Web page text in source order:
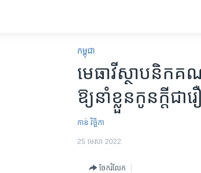
កម្ពុជា
មេធាវី​ស្ថាបនិក​គ
ឱ្យ​នាំ​ខ្លួន​កូនក្តី​ជា​
កាន់ វិច្ឆិកា
25 មេសា 2022
ចែករំលែក